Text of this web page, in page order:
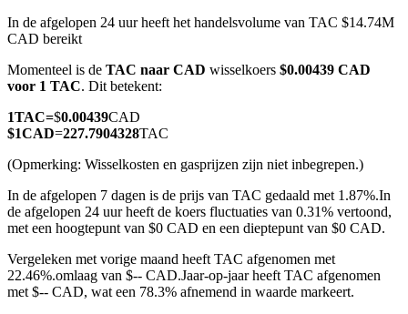
TradFi
Derivaten voor aandelen, forex, edelmetalen en grondstoffen
USDC-futures
Futures met USDC als onderpand
In de afgelopen 24 uur heeft het handelsvolume van TAC $14.74M
CAD bereikt
Momenteel is de TAC naar CAD wisselkoers $0.00439 CAD
voor 1 TAC. Dit betekent:
1TAC=$0.00439CAD
$1CAD=227.7904328TAC
(Opmerking: Wisselkosten en gasprijzen zijn niet inbegrepen.)
In de afgelopen 7 dagen is de prijs van TAC gedaald met 1.87%.In
de afgelopen 24 uur heeft de koers fluctuaties van 0.31% vertoond,
met een hoogtepunt van $0 CAD en een dieptepunt van $0 CAD.
Vergeleken met vorige maand heeft TAC afgenomen met
22.46%.omlaag van $-- CAD.Jaar-op-jaar heeft TAC afgenomen
met $-- CAD, wat een 78.3% afnemend in waarde markeert.